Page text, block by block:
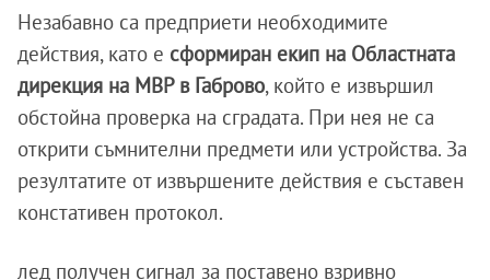
Незабавно са предприети необходимите
действия, като е сформиран екип на Областната
дирекция на МВР в Габрово, който е извършил
обстойна проверка на сградата. При нея не са
открити съмнителни предмети или устройства. За
резултатите от извършените действия е съставен
констативен протокол.
лед получен сигнал за поставено взривно